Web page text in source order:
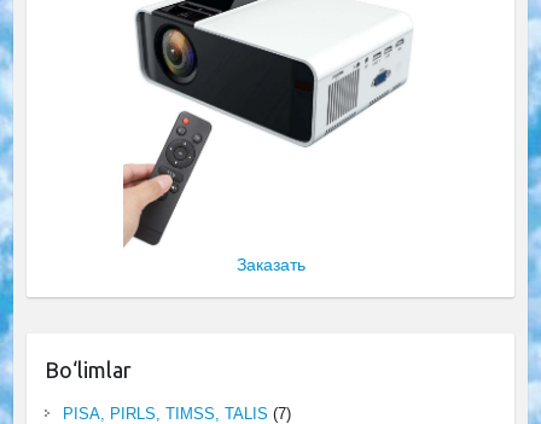
Заказать
Bo‘limlar
PISA, PIRLS, TIMSS, TALIS (7)